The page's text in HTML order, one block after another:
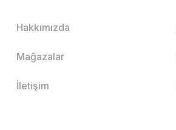
Hakkımızda
Mağazalar
İletişim